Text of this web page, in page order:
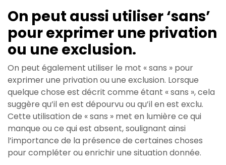
On peut aussi utiliser ‘sans’
pour exprimer une privation
ou une exclusion.
On peut également utiliser le mot « sans » pour
exprimer une privation ou une exclusion. Lorsque
quelque chose est décrit comme étant « sans », cela
suggère qu’il en est dépourvu ou qu’il en est exclu.
Cette utilisation de « sans » met en lumière ce qui
manque ou ce qui est absent, soulignant ainsi
l’importance de la présence de certaines choses
pour compléter ou enrichir une situation donnée.